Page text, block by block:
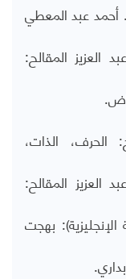
أحمد عبد المعطي
المقالح:
الحرف، الذات،
المقالح:
بهجت